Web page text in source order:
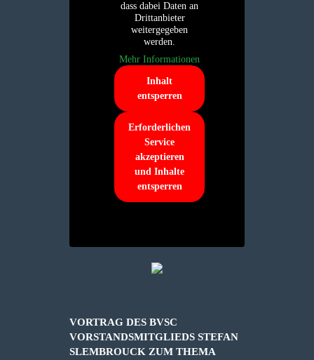
dass dabei Daten an
Drittanbieter
weitergegeben
werden.
Mehr Informationen
Inhalt
entsperren
Erforderlichen
Service
akzeptieren
und Inhalte
entsperren
VORTRAG DES BVSC
VORSTANDSMITGLIEDS STEFAN
SLEMBROUCK ZUM THEMA